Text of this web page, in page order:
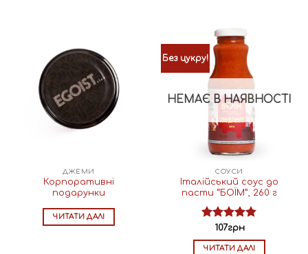
ДЖЕМИ
Корпоративні
подарунки
ЧИТАТИ ДАЛІ
Без цукру!
НЕМАЄ В НАЯВНОСТІ
СОУСИ
Італійський соус до
пасти “БОЇМ”, 260 г
Оцінено в
4.82з 5
107грн
ЧИТАТИ ДАЛІ